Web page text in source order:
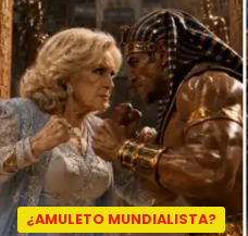
¿AMULETO MUNDIALISTA?